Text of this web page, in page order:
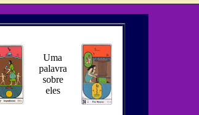
Uma
palavra
sobre
eles